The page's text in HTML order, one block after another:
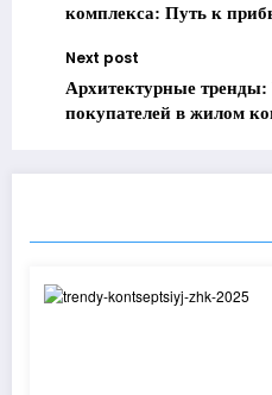
комплекса: Путь к
Next post
Архитектурные тренды:
покупателей в жилом